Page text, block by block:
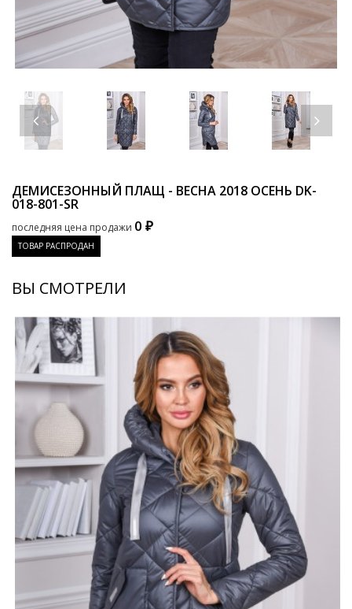
ДЕМИСЕЗОННЫЙ ПЛАЩ - ВЕСНА 2018 ОСЕНЬ DK-
018-801-SR
последняя цена продажи 0 ₽
ТОВАР РАСПРОДАН
ВЫ СМОТРЕЛИ